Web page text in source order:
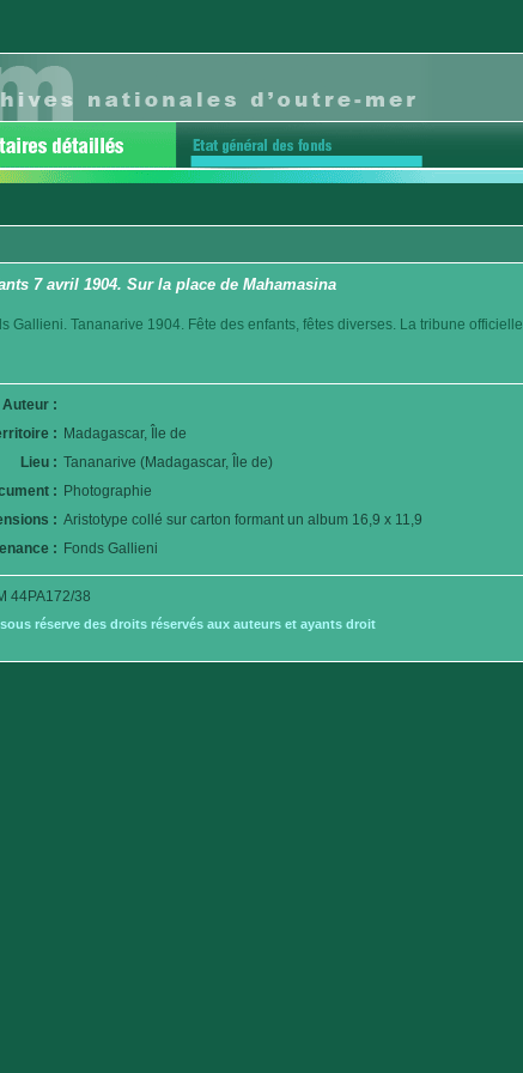
7 avril 1904. Sur la place de Mahamasina
Gallieni. Tananarive 1904. Fête des enfants, fêtes diverses. La tribune officielle
Auteur :
: Madagascar, Île de
Lieu : Tananarive (Madagascar, Île de)
: Photographie
: Aristotype collé sur carton formant un album 16,9 x 11,9
: Fonds Gallieni
44PA172/38
réserve des droits réservés aux auteurs et ayants droit